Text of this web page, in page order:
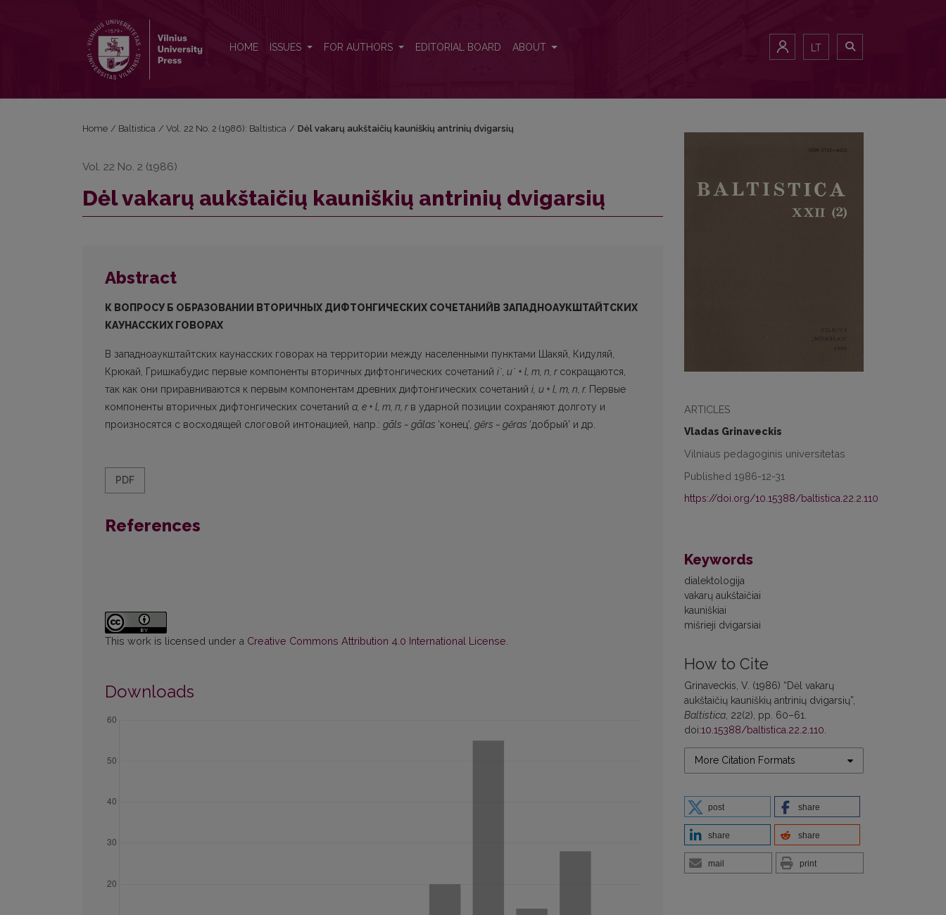
HOME ISSUES FOR AUTHORS EDITORIAL BOARD ABOUT LT
ARTICLES
Vladas Grinaveckis
Vilniaus pedagoginis universitetas
Published 1986-12-31
https://doi.org/10.15388/baltistica.22.2.110
Keywords
dialektologija
vakarų aukštaičiai
kauniškiai
mišrieji dvigarsiai
How to Cite
Grinaveckis, V. (1986) “Dėl vakarų
aukštaičių kauniškių antrinių dvigarsių”,
Baltistica , 22(2), pp. 60–61.
doi:10.15388/baltistica.22.2.110
More Citation Formats
post share
share share
mail print
Home / Baltistica / Vol. 22 No. 2 (1986): Baltistica / Dėl vakarų aukštaičių kauniškių antrinių dvigarsių
Vol. 22 No. 2 (1986)
Dėl vakarų aukštaičių kauniškių antrinių dvigarsių
Abstract
К ВОПРОСУ Б ОБРАЗОВАНИИ ВТОРИЧНЫХ ДИФТОНГИЧЕСКИХ СОЧЕТАНИЙВ ЗАПАДНОАУКШТАЙТСКИХ
КАУНАССКИХ ГОВОРАХ
В западноаукштайтских каунасских говорах на территории между населенными пункта­ми Шакяй, Кидуляй,
Крюкай, Гришкабудис первые компоненты вторичных дифтонгиче­ских сочетаний i˙, u˙ + l, m, n, r сокращаются,
так как они приравниваются к первым компо­нентам древних дифтонгических сочетаний i, и + l, m, n, r. Первые
компоненты вторичных дифтонгических сочетаний a, e + l, m, п, r в ударной позиции сохраняют долготу и
произ­носятся с восходящей слоговой интонацией, напр.: gãls ~ galas ‘конец’, gẽrs ~ gẽras ‘доб­рый’ и др.
PDF
References
This work is licensed under a Creative Commons Attribution 4.0 International License
Downloads